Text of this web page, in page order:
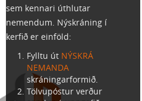
sem kennari úthlutar
nemendum. Nýskráning í
kerfið er einföld:
Fylltu út NÝSKRÁ
NEMANDA
skráningarformið.
Tölvupóstur verður